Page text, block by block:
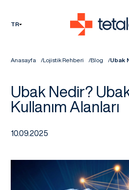
TR
Anasayfa Lojistik Rehberi Blog Ubak
Ubak Nedir?
Kullanım Alanları
10.09.2025